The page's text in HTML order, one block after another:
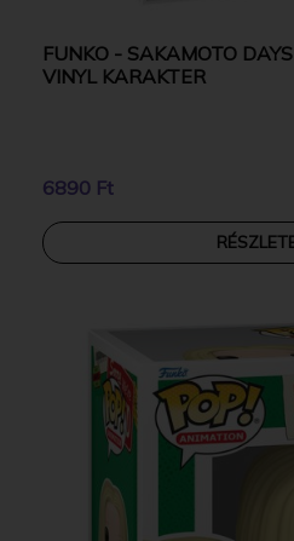
FUNKO - SAKAMOTO
VINYL KARAKTER
6890 Ft